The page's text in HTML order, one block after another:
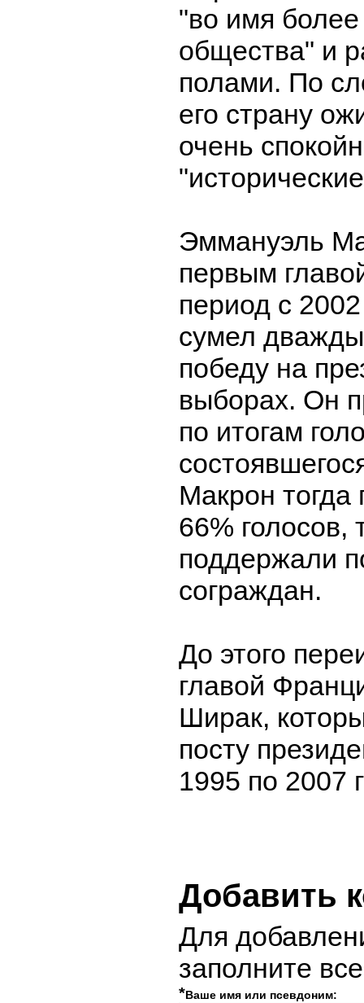
"во имя
общества" и
полами. По
его страну
очень
Эммануэль
первым
период с
сумел
победу на
выборах. Он
по итогам
Макрон тогда
66% голосов,
поддержали
сограждан.
До этого
главой
Ширак,
посту
1995 по 2007
Добавить
Для
заполните
*Ваше имя или псевдоним: